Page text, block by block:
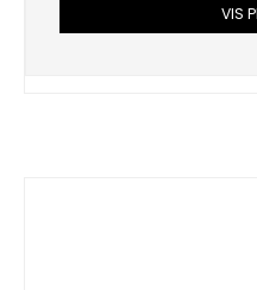
VIS